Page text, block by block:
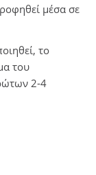
μέσα σε
το
του
2-4